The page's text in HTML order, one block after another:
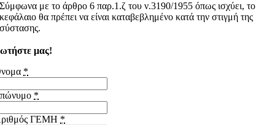
Σύμφωνα με το άρθρο 6 παρ.1.ζ του ν.3190/1955 όπως ισχύει, το
κεφάλαιο θα πρέπει να είναι καταβεβλημένο κατά την στιγμή της
σύστασης.
μας!
*
*
ΓΕΜΗ *